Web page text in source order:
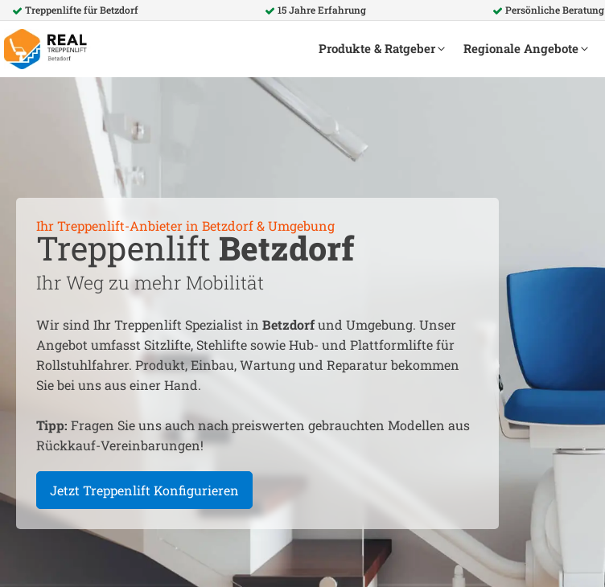
Treppenlifte fürBetzdorf 15 Jahre Erfahrung Persönliche Beratung
Produkte & Ratgeber Regionale Angebote
Ihr Treppenlift-Anbieter in Betzdorf& Umgebung
Treppenlift Betzdorf
Ihr Weg zu mehr Mobilität
Wir sind Ihr Treppenlift Spezialist in Betzdorfund Umgebung. Unser
Angebot umfasst Sitzlifte, Stehlifte sowie Hub- und Plattformlifte für
Rollstuhlfahrer. Produkt, Einbau, Wartung und Reparatur bekommen
Sie bei uns aus einer Hand.
Tipp: Fragen Sie uns auch nach preiswerten gebrauchten Modellen aus
Rückkauf-Vereinbarungen!
Jetzt Treppenlift Konfigurieren